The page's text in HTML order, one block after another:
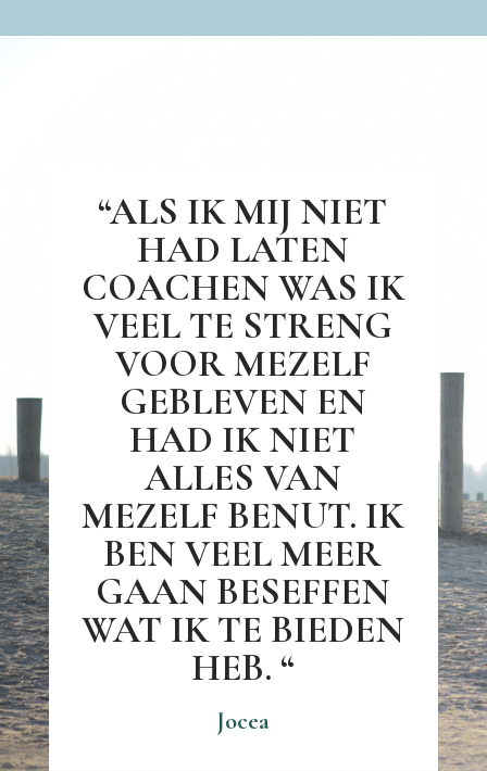
“ALS IK MIJ NIET
HAD LATEN
COACHEN WAS IK
VEEL TE STRENG
VOOR MEZELF
GEBLEVEN EN
HAD IK NIET
ALLES VAN
MEZELF BENUT. IK
BEN VEEL MEER
GAAN BESEFFEN
WAT IK TE BIEDEN
HEB. “
Jocea